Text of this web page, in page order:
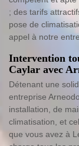
; des tarifs
pose de
appel à notre
Intervention
Caylar avec
Détenant une
entreprise
installation, de
climatisation, et
que vous avez à